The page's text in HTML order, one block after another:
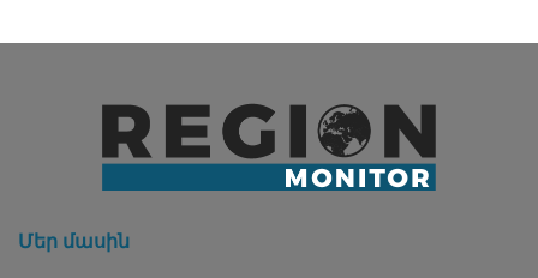
Մեր մասին